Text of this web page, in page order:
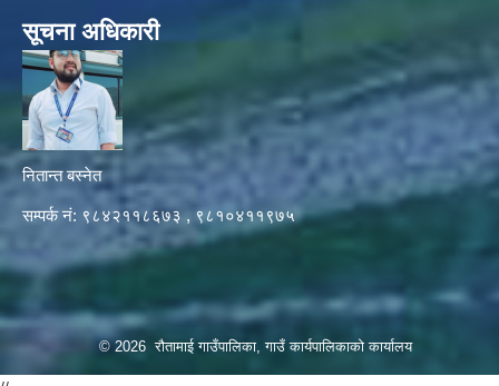
सूचना अधिकारी
नितान्त बस्नेत
सम्पर्क नं: ९८४२११८६७३ , ९८१०४११९७५
© 2026 रौतामाई गाउँपालिका, गाउँ कार्यपालिकाको कार्यालय